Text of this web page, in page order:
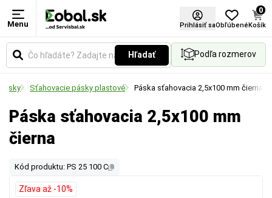
Menu Prihlásiť saObľúbené
0
Košík
Hľadať Podľa rozmerov
Sťahovacie pásky plastové Páska sťahovacia 2,5x100 mm čierna
Páska sťahovacia 2,5x100 mm
čierna
Kód produktu: PS 25 100 C
Zľava až -10%